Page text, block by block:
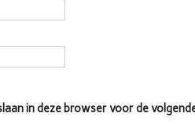
in deze browser voor de